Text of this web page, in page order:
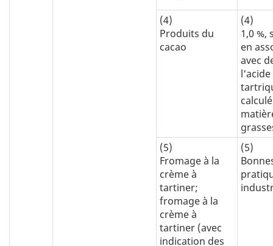
(4)
Produits du
cacao
(4)
1,0 %,
en
avec
l'acide
(5)
Fromage à la
crème à
tartiner;
fromage à la
crème à
tartiner (avec
indication des
(5)